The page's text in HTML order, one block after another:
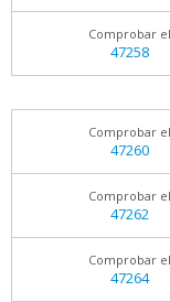
Comprobar el
47258
Comprobar el
47260
Comprobar el
47262
Comprobar el
47264